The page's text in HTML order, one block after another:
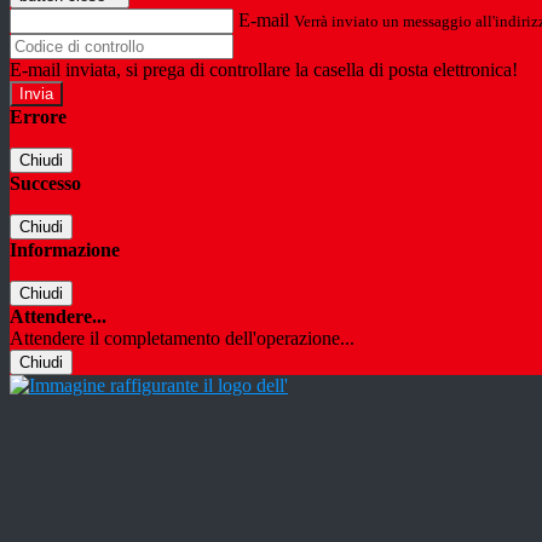
E-mail Verrà inviato un messaggio
E-mail inviata, si prega di controllare la casella di posta elettronica!
Errore
Chiudi
Successo
Chiudi
Informazione
Chiudi
Attendere...
Attendere il completamento dell'operazione...
Chiudi